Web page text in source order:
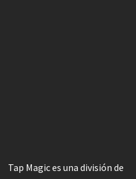
Tap Magic es una división de